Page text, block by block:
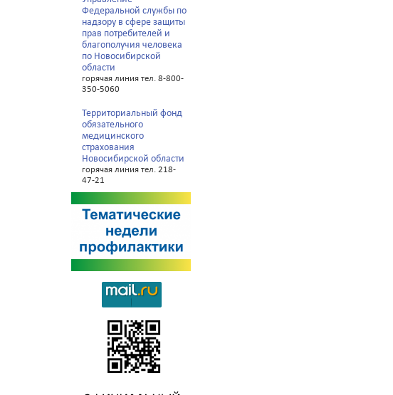
Федеральной службы по
надзору в сфере защиты
прав потребителей и
благополучия человека
по Новосибирской
области
горячая линия тел. 8-800-
350-5060
Территориальный фонд
обязательного
медицинского
страхования
Новосибирской области
горячая линия тел. 218-
47-21